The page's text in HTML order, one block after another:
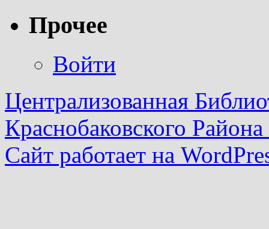
Прочее
Войти
Централизованная
Краснобаковского
Сайт работает на